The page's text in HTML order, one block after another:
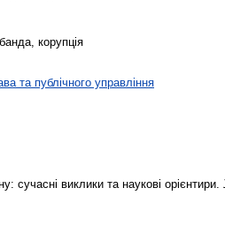
корупція
та публічного управління
сучасні виклики та наукові орієнтири.